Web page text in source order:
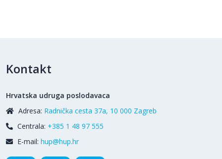
Kontakt
Hrvatska udruga poslodavaca
Adresa: Radnička cesta 37a, 10 000 Zagreb
Centrala: +385 1 48 97 555
E-mail: hup@hup.hr